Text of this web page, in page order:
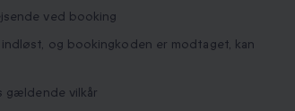
ved booking
og bookingkoden er modtaget, kan
gældende vilkår